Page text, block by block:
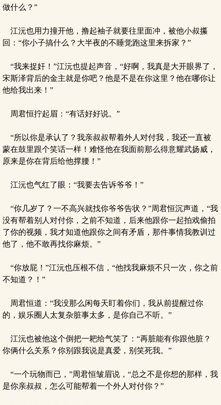
做什么？”
江沅也用力撞开他，撸起袖子就要往里面冲，被他小叔攥
回：“你小子搞什么？大半夜的不睡觉跑这里来拆家？”
“我来捉奸！”江沅也提起声音，“好啊，我真是大开眼界了，
宋斯泽背后的金主就是你吧？他是不是在你这里？他在哪你让
他给我出来！”
周君恒拧起眉：“有话好好说。”
“所以你是承认了？我亲叔叔帮着外人对付我，我还一直被
蒙在鼓里跟个笑话一样！难怪他在我面前那么得意耀武扬威，
原来是你在背后给他撑腰！”
江沅也气红了眼：“我要去告诉爷爷！”
“你几岁了？一不高兴就找你爷爷告状？”周君恒沉声道，“我
没有帮着别人对付你，之前不知道，后来他跟你一起拍戏偷拍
了你的视频，我才知道他跟你之间有矛盾，那件事情我教训过
他了，他不敢再找你麻烦。”
“你放屁！”江沅也压根不信，“他找我麻烦不只一次，你之前
不知道？！”
周君恒道：“我没那么闲每天盯着你们，我从前提醒过你
的，娱乐圈人太复杂脏事太多，是你自己不听。”
江沅也被他这个倒把一耙给气笑了：“再脏能有你跟他脏？
你俩什么关系？你别跟我说是真爱，别笑死我。”
“一个玩物而已，”周君恒皱眉说，“总之不是你想的那样，我
是你亲叔叔，怎么可能帮着一个外人对付你？”